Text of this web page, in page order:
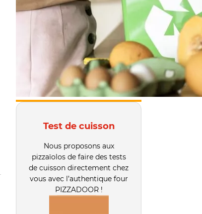
Test de cuisson
Nous proposons aux
pizzaïolos de faire des tests
de cuisson directement chez
vous avec l’authentique four
PIZZADOOR !